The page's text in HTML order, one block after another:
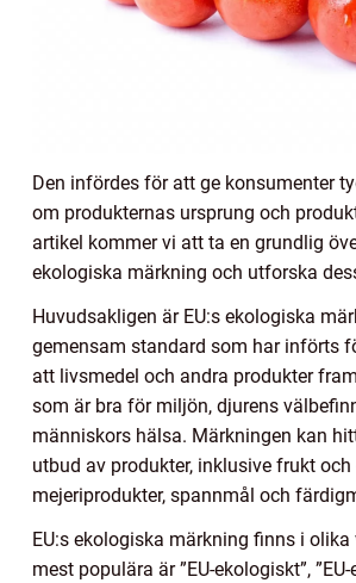
Den infördes för att ge konsumenter
om produkternas ursprung och
artikel kommer vi att ta en grundlig
ekologiska märkning och utforska
Huvudsakligen är EU:s ekologiska
gemensam standard som har införts
att livsmedel och andra produkter
som är bra för miljön, djurens
människors hälsa. Märkningen kan
utbud av produkter, inklusive frukt och
mejeriprodukter, spannmål och
EU:s ekologiska märkning finns i olika
mest populära är ”EU-ekologiskt”,